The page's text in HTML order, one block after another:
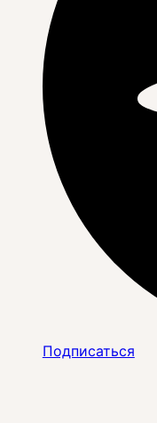
Подписаться